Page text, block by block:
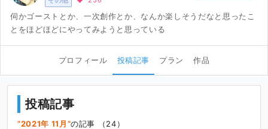
伺かゴーストとか、一次創作とか、なんか楽しそうだなと思ったこ
とをほどほどにやってみようと思っている
プロフィール 投稿記事 プラン 作品
投稿記事
2021年 11月 の記事 （24）